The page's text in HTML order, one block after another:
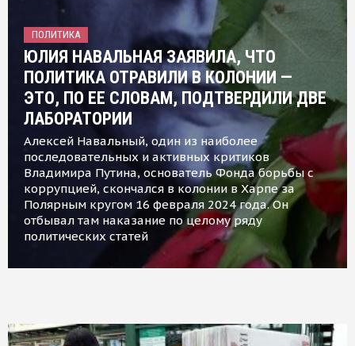
ПОЛИТИКА
ЮЛИЯ НАВАЛЬНАЯ ЗАЯВИЛА, ЧТО
ПОЛИТИКА ОТРАВИЛИ В КОЛОНИИ —
ЭТО, ПО ЕЕ СЛОВАМ, ПОДТВЕРДИЛИ ДВЕ
ЛАБОРАТОРИИ
Алексей Навальный, один из наиболее
последовательных и активных критиков
Владимира Путина, основатель Фонда борьбы с
коррупцией, скончался в колонии в Харпе за
Полярным кругом 16 февраля 2024 года. Он
отбывал там наказание по целому ряду
политических статей